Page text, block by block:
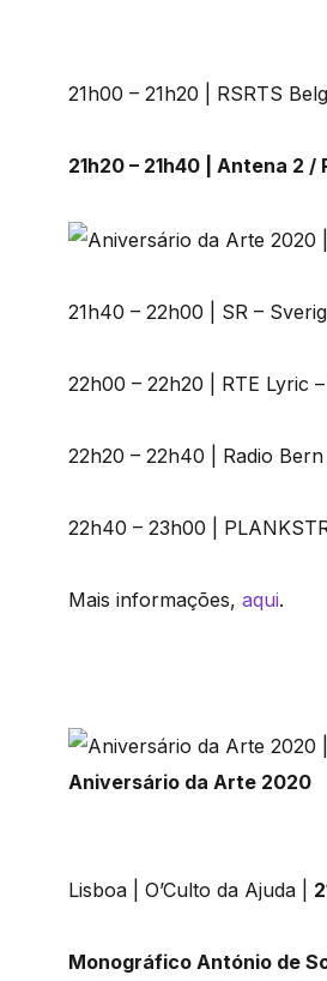
21h00 – 21h20 | RSRTS
21h20 – 21h40 | Antena 2
21h40 – 22h00 | SR –
22h00 – 22h20 | RTE Lyric
22h20 – 22h40 | Radio
22h40 – 23h00 |
Mais informações, aqui.
Aniversário da Arte 2020
Lisboa | O’Culto da Ajuda |
Monográfico António de